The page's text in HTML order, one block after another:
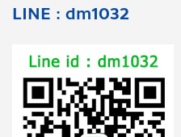
LINE : dm1032